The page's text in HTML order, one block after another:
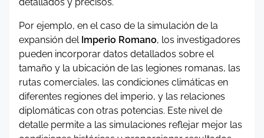
detallados y precisos.
Por ejemplo, en el caso de la simulación de la
expansión del Imperio Romano, los investigadores
pueden incorporar datos detallados sobre el
tamaño y la ubicación de las legiones romanas, las
rutas comerciales, las condiciones climáticas en
diferentes regiones del imperio, y las relaciones
diplomáticas con otras potencias. Este nivel de
detalle permite a las simulaciones reflejar mejor las